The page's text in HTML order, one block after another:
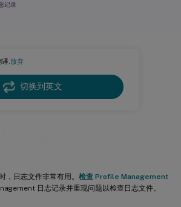
.放弃
切换到英文
，日志文件非常有用。 检查 Profile Management
日志记录并重现问题以检查日志文件。
记录